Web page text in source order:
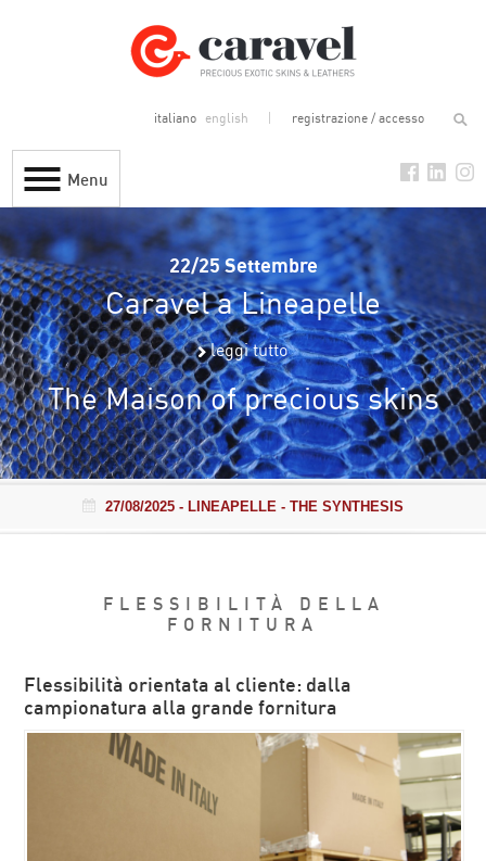
italiano english registrazione / accesso
Menu
22/25 Settembre
Caravel a Lineapelle
leggi tutto
The Maison of precious skins
27/08/2025 - LINEAPELLE - THE SYNTHESIS
FLESSIBILITÀ DELLA
FORNITURA
Flessibilità orientata al cliente: dalla
campionatura alla grande fornitura